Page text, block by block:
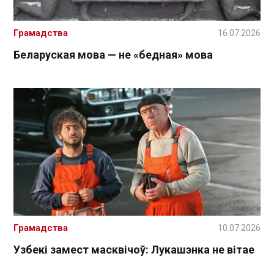
Беларуская мова — не «бедная» мова
Грамадства 16.07.2026
Узбекі замест масквічоў: Лукашэнка не вітае
Грамадства 10.07.2026